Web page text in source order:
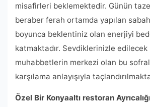
misafirleri beklemektedir. Günün taze
beraber ferah ortamda yapılan
boyunca beklentiniz olan enerjiyi
katmaktadır. Sevdiklerinizle edilecek
muhabbetlerin merkezi olan bu
karşılama anlayışıyla
Özel Bir Konyaaltı restoran